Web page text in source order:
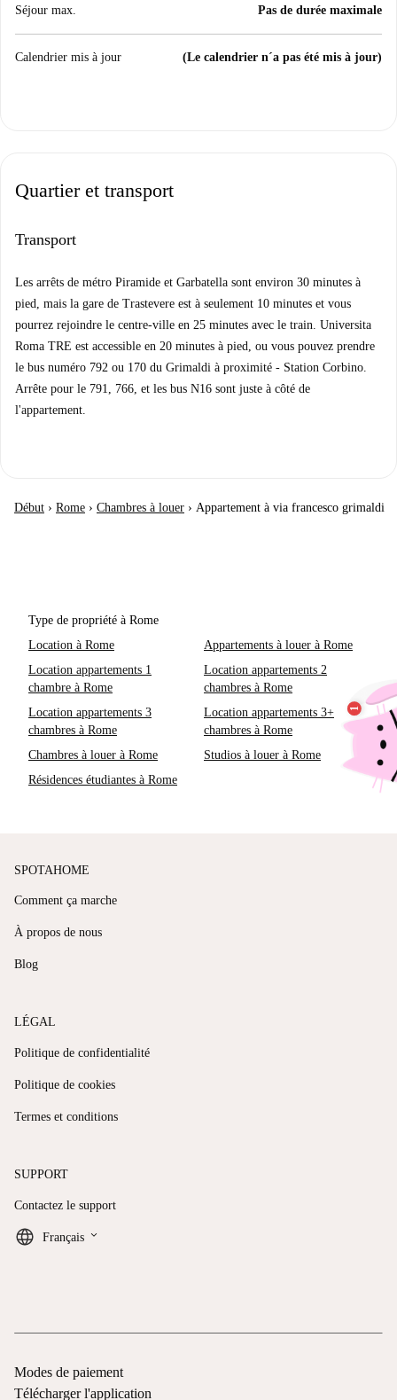
Séjour max. Pas de durée maximale
Calendrier mis à jour (Le calendrier n´a pas été mis à jour)
Quartier et transport
Transport
Les arrêts de métro Piramide et Garbatella sont environ 30 minutes à
pied, mais la gare de Trastevere est à seulement 10 minutes et vous
pourrez rejoindre le centre-ville en 25 minutes avec le train. Universita
Roma TRE est accessible en 20 minutes à pied, ou vous pouvez prendre
le bus numéro 792 ou 170 du Grimaldi à proximité - Station Corbino.
Arrête pour le 791, 766, et les bus N16 sont juste à côté de
l'appartement.
Début › Rome › Chambres à louer › Appartement à via francesco grimaldi
Type de propriété à Rome
Location à Rome
Appartements à louer à Rome
Location appartements 1
chambre à Rome
Location appartements 2
chambres à Rome
Location appartements 3
chambres à Rome
Location appartements 3+
chambres à Rome
Chambres à louer à Rome
Studios à louer à Rome
Résidences étudiantes à Rome
SPOTAHOME
Comment ça marche
À propos de nous
Blog
LÉGAL
Politique de confidentialité
Politique de cookies
Termes et conditions
SUPPORT
Contactez le support
Français keyboard_arrow_down
Modes de paiement
Télécharger l'application